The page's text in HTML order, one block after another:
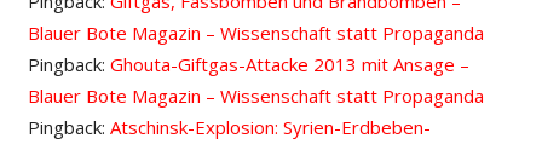
Blauer Bote Magazin – Wissenschaft statt Propaganda
Pingback: Ghouta-Giftgas-Attacke 2013 mit Ansage –
Blauer Bote Magazin – Wissenschaft statt Propaganda
Pingback: Atschinsk-Explosion: Syrien-Erdbeben-